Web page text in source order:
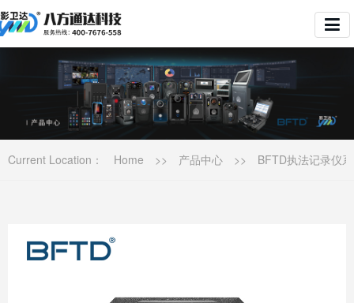
Current Location： Home >> 产品中心 >> BFTD执法记录仪